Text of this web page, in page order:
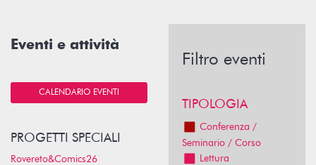
Eventi e attività
CALENDARIO EVENTI
PROGETTI SPECIALI
Rovereto&Comics26
Filtro eventi
TIPOLOGIA
Conferenza /
Seminario / Corso
Lettura